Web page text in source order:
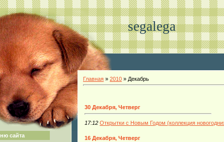
segalega
сайта
Главная » 2010 » Декабрь
30 Декабря, Четверг
17:12 Открытки с Новым Годом (коллекция
16 Декабря, Четверг